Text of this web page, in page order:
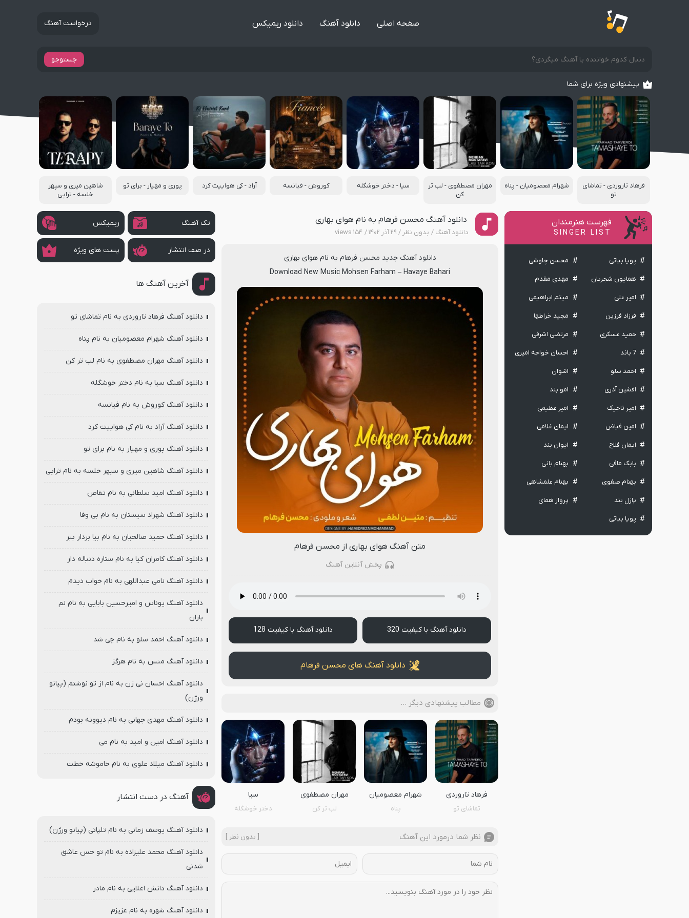
صفحه اصلی دانلود آهنگ دانلود ریمیکس درخواست آهنگ
جستوجو
پیشنهادی ویژه برای شما
فرهاد تاروردی - تماشای
تو
شهرام معصومیان - پناه
مهران مصطفوی - لب تر
کن
سیا - دختر خوشگله کوروش - فیانسه آراد - کی هواییت کرد پوری و مهیار - برای تو
شاهین میری و سپهر
خلسه - تراپی
دانلود آهنگ محسن فرهام به نام هوای بهاری
دانلود آهنگ بدون نظر ۲۹ آذر ۱۴۰۲ ۱۵۴ views
دانلود آهنگ جدید محسن فرهام به نامهوای بهاری
Download New Music Mohsen Farham – Havaye Bahari
متن آهنگ هوای بهاری از محسن فرهام
پخش آنلاین آهنگ
دانلود آهنگ با کیفیت 320 دانلود آهنگ با کیفیت 128
دانلود آهنگ های محسن فرهام
مطالب پیشنهادی دیگر …
فرهاد تاروردی
تماشای تو
شهرام معصومیان
پناه
مهران مصطفوی
لب تر کن
سیا
دختر خوشگله
نظر شما درمورد این آهنگ [ بدون نظر ]
فهرست هنرمندان
SINGER LIST
پویا بیاتی محسن چاوشی
همایون شجریان مهدی مقدم
امیر علی میثم ابراهیمی
فرزاد فرزین مجید خراطها
حمید عسکری مرتضی اشرفی
7 باند احسان خواجه امیری
احمد سلو اشوان
افشین آذری امو بند
امیر تاجیک امیر عظیمی
امین فیاض ایمان غلامی
ایمان فلاح ایوان بند
بابک مافی بهنام بانی
بهنام صفوی بهنام علمشاهی
پازل بند پرواز همای
پویا بیاتی
تک آهنگ ریمیکس
در صف انتشار پست های ویژه
آخرین آهنگ ها
دانلود آهنگ فرهاد تاروردی به نام تماشای تو
دانلود آهنگ شهرام معصومیان به نام پناه
دانلود آهنگ مهران مصطفوی به نام لب تر کن
دانلود آهنگ سیا به نام دختر خوشگله
دانلود آهنگ کوروش به نام فیانسه
دانلود آهنگ آراد به نام کی هواییت کرد
دانلود آهنگ پوری و مهیار به نام برای تو
دانلود آهنگ شاهین میری و سپهر خلسه به نام تراپی
دانلود آهنگ امید سلطانی به نام تقاص
دانلود آهنگ شهراد سیستان به نام بی وفا
دانلود آهنگ حمید صالحیان به نام بیا بردار ببر
دانلود آهنگ کامران کیا به نام ستاره دنباله دار
دانلود آهنگ نامی عبداللهی به نام خواب دیدم
دانلود آهنگ یوناس و امیرحسین بابایی به نام نم
باران
دانلود آهنگ احمد سلو به نام چی شد
دانلود آهنگ منس به نام هرگز
دانلود آهنگ احسان نی زن به نام از تو نوشتم (پیانو
ورژن)
دانلود آهنگ مهدی جهانی به نام دیوونه بودم
دانلود آهنگ امین و امید به نام می
دانلود آهنگ میلاد علوی به نام خاموشه خطت
آهنگ در دست انتشار
دانلود آهنگ یوسف زمانی به نام تلپاتی (پیانو ورژن)
دانلود آهنگ محمد علیزاده به نام تو حس عاشق
شدنی
دانلود آهنگ دانش اعلایی به نام مادر
دانلود آهنگ شهره به نام عزیزم